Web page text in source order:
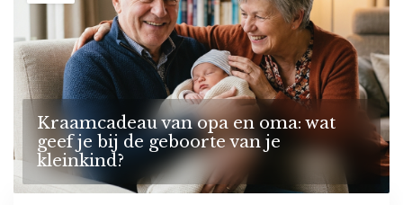
Kraamcadeau van opa en oma: wat
geef je bij de geboorte van je
kleinkind?